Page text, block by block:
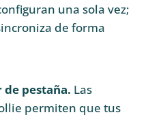
una sola vez;
de forma
de pestaña. Las
permiten que tus